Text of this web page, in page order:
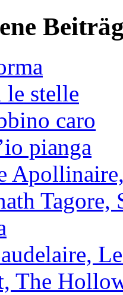
le stelle
caro
pianga
The